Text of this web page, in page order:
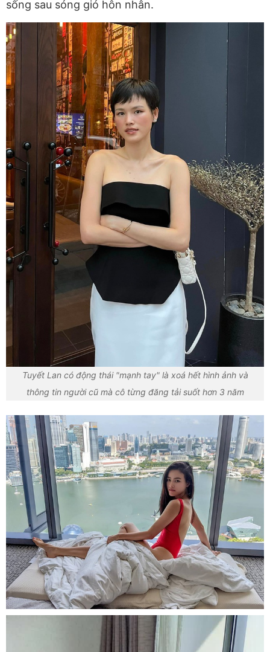
sống sau sóng gió hôn nhân.
Tuyết Lan có động thái "mạnh tay" là xoá hết hình ảnh và
thông tin người cũ mà cô từng đăng tải suốt hơn 3 năm